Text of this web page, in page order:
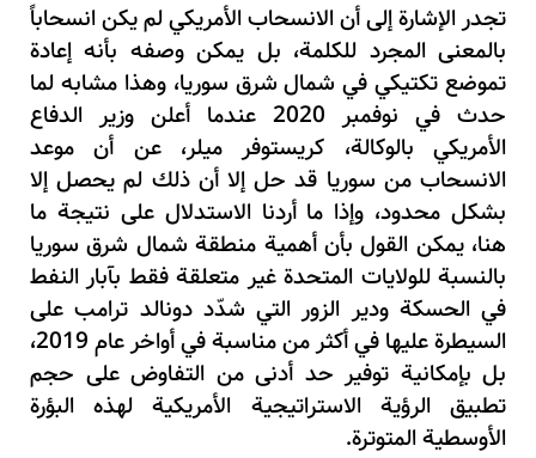
تجدر الإشارة إلى أن الانسحاب الأمريكي لم يكن انسحاباً
بالمعنى المجرد للكلمة، بل يمكن وصفه بأنه إعادة
تموضع تكتيكي في شمال شرق سوريا، وهذا مشابه لما
حدث في نوفمبر 2020 عندما أعلن وزير الدفاع
الأمريكي بالوكالة، كريستوفر ميلر، عن أن موعد
الانسحاب من سوريا قد حل إلا أن ذلك لم يحصل إلا
بشكل محدود، وإذا ما أردنا الاستدلال على نتيجة ما
هنا، يمكن القول بأن أهمية منطقة شمال شرق سوريا
بالنسبة للولايات المتحدة غير متعلقة فقط بآبار النفط
في الحسكة ودير الزور التي شدّد دونالد ترامب على
السيطرة عليها في أكثر من مناسبة في أواخر عام 2019،
بل بإمكانية توفير حد أدنى من التفاوض على حجم
تطبيق الرؤية الاستراتيجية الأمريكية لهذه البؤرة
الأوسطية المتوترة.